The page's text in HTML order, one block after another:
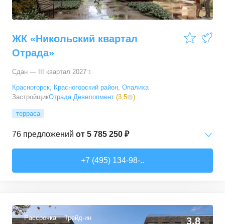
ЖК «Никольский квартал
Отрада»
Сдан — III квартал 2027 г.
Красногорск, Красногорский район, Опалиха
ЗастройщикОтрада Девелопмент (3,5 )
терраса
76 предложений от 5 785 250 ₽
32–51,7м² 42 предложения
+7 (495) 134-98-..
Рассрочка Трейд-ин 3,8